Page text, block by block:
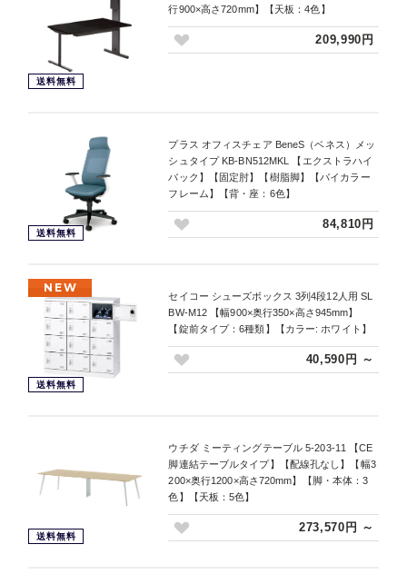
送料無料
行900×高さ720mm】【天板：4色】
209,990円
送料無料
プラス オフィスチェア BeneS（ベネス）メッ
シュタイプ KB-BN512MKL 【エクストラハイ
バック】【固定肘】【樹脂脚】【バイカラー
フレーム】【背・座：6色】
84,810円
NEW
送料無料
セイコー シューズボックス 3列4段12人用 SL
BW-M12 【幅900×奥行350×高さ945mm】
【錠前タイプ：6種類】【カラー: ホワイト】
40,590円 ～
送料無料
ウチダ ミーティングテーブル 5-203-11 【CE
脚連結テーブルタイプ】【配線孔なし】【幅3
200×奥行1200×高さ720mm】【脚・本体：3
色】【天板：5色】
273,570円 ～